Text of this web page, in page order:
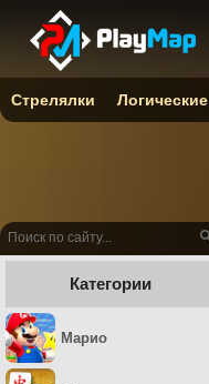
Категории
Марио
Стрелялки Логические